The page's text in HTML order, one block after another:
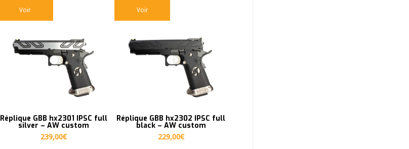
Voir Voir
Réplique GBB hx2301 IPSC full
silver – AW custom
239,00€
Réplique GBB hx2302 IPSC full
black – AW custom
229,00€